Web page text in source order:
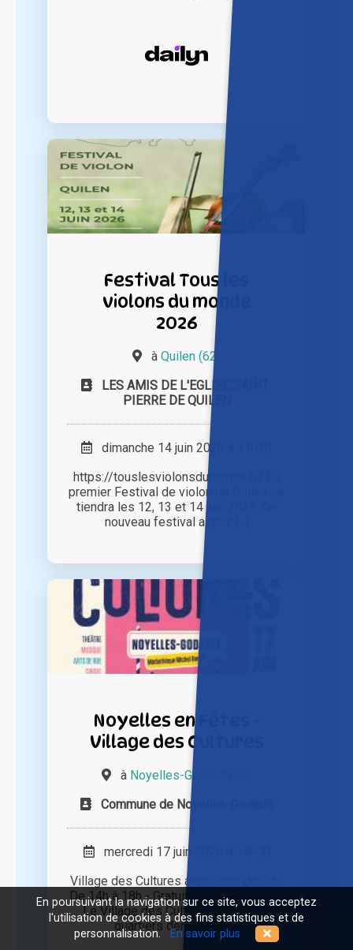
Festival Tous les
violons du monde
2026
à Quilen (62)
LES AMIS DE L'EGLISE SAINT-
PIERRE DE QUILEN
dimanche 14 juin 2026 à 11h30
https://touslesviolonsdumonde.fr/ Le
premier Festival de violon de Quilen se
tiendra les 12, 13 et 14 juin 2026. Ce
nouveau festival a pour [...]
Noyelles en Fêtes -
Village des Cultures
à Noyelles-Godault (62)
Commune de Noyelles-Godault
mercredi 17 juin 2026 à 14h00
Village des Cultures avec Droit de Cité
De 14h à 18h - Gratuit et ouvert à tous !
Le Village des Cultures prend ses
quartiers derrière la [...]
En poursuivant la navigation sur ce site, vous acceptez
l'utilisation de cookies à des fins statistiques et de
personnalisation.En savoir plus